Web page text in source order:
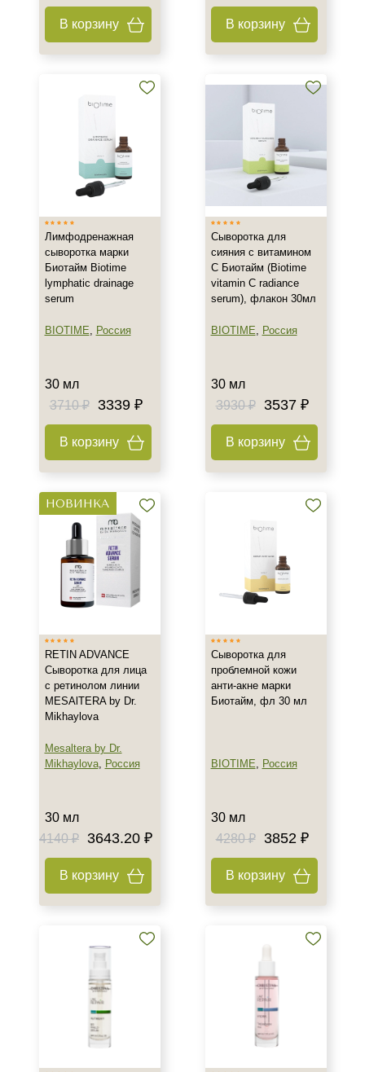
В корзину В корзину
Лимфодренажная
сыворотка марки
Биотайм Biotime
lymphatic drainage
serum
BIOTIME, Россия
30 мл
3710 ₽
3339 ₽
В корзину
Сыворотка для
сияния с витамином
С Биотайм (Biotime
vitamin C radiance
serum), флакон 30мл
BIOTIME, Россия
30 мл
3930 ₽
3537 ₽
В корзину
НОВИНКА
RETIN ADVANCE
Сыворотка для лица
с ретинолом линии
MESAlTERA by Dr.
Mikhaylova
Mesaltera by Dr.
Mikhaylova, Россия
30 мл
4140 ₽
3643.20 ₽
В корзину
Сыворотка для
проблемной кожи
анти-акне марки
Биотайм, фл 30 мл
BIOTIME, Россия
30 мл
4280 ₽
3852 ₽
В корзину